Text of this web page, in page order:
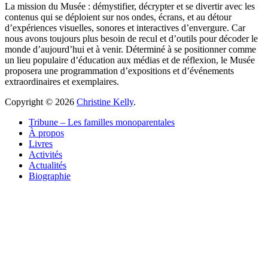
La mission du Musée : démystifier, décrypter et se divertir avec les
contenus qui se déploient sur nos ondes, écrans, et au détour
d’expériences visuelles, sonores et interactives d’envergure. Car
nous avons toujours plus besoin de recul et d’outils pour décoder le
monde d’aujourd’hui et à venir. Déterminé à se positionner comme
un lieu populaire d’éducation aux médias et de réflexion, le Musée
proposera une programmation d’expositions et d’événements
extraordinaires et exemplaires.
Copyright © 2026 Christine Kelly.
Tribune – Les familles monoparentales
À propos
Livres
Activités
Actualités
Biographie